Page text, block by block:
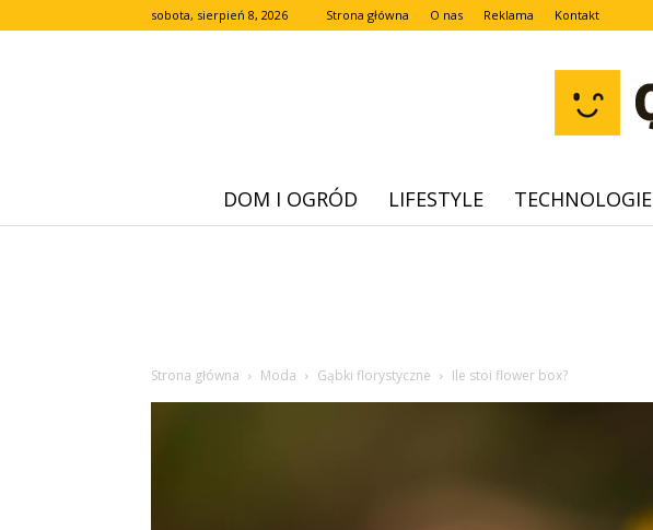
sobota, sierpień 8, 2026 Strona główna O nas Reklama Kontakt
DOM I OGRÓD LIFESTYLE TECHNOLOGIE
Strona główna Moda Gąbki florystyczne Ile stoi flower box?